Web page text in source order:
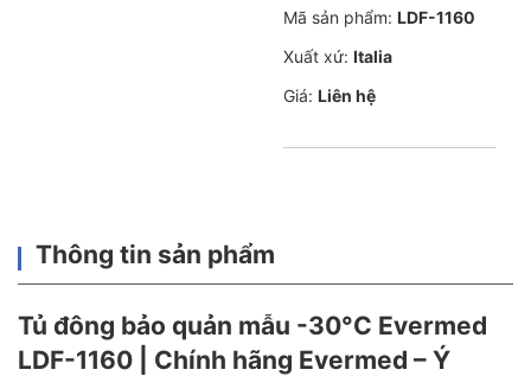
Mã sản phẩm: LDF-1160
Xuất xứ: Italia
Giá: Liên hệ
Thông tin sản phẩm
Tủ đông bảo quản mẫu -30°C Evermed
LDF-1160 | Chính hãng Evermed – Ý